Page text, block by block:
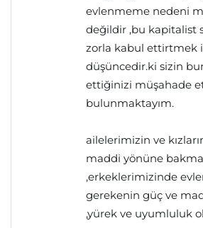
evlenmeme nedeni
değildir ,bu kapitalist
zorla kabul ettirtmek
düşüncedir.ki sizin
ettiğinizi müşahade
bulunmaktayım.
ailelerimizin ve
maddi yönüne
,erkeklerimizinde
gerekenin güç ve
,yürek ve uyumluluk